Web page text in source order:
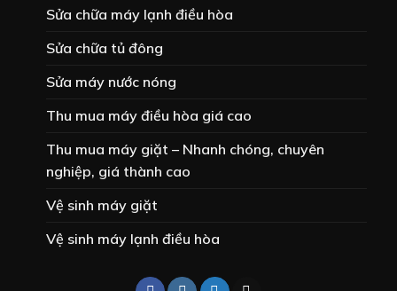
Sửa chữa máy lạnh điều hòa
Sửa chữa tủ đông
Sửa máy nước nóng
Thu mua máy điều hòa giá cao
Thu mua máy giặt – Nhanh chóng, chuyên
nghiệp, giá thành cao
Vệ sinh máy giặt
Vệ sinh máy lạnh điều hòa